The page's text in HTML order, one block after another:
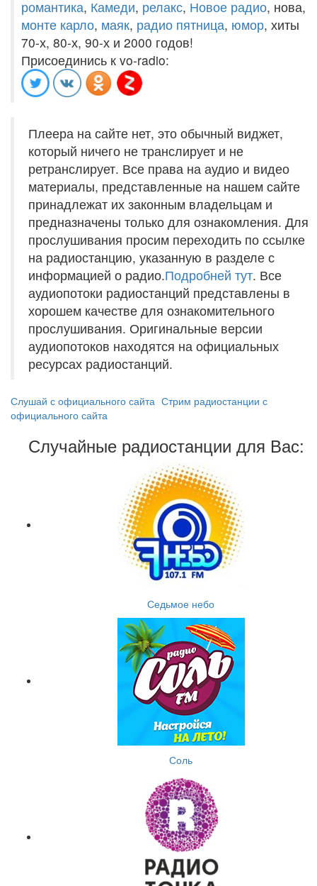
романтика, Камеди, релакс, Новое радио, нова,
монте карло, маяк, радио пятница, юмор, хиты
70-х, 80-х, 90-х и 2000 годов!
Присоединись к vo-radio:
Плеера на сайте нет, это обычный виджет,
который ничего не транслирует и не
ретранслирует. Все права на аудио и видео
материалы, представленные на нашем сайте
принадлежат их законным владельцам и
предназначены только для ознакомления. Для
прослушивания просим переходить по ссылке
на радиостанцию, указанную в разделе с
информацией о радио.Подробней тут. Все
аудиопотоки радиостанций представлены в
хорошем качестве для ознакомительного
прослушивания. Оригинальные версии
аудиопотоков находятся на официальных
ресурсах радиостанций.
Слушай с официального сайта Стрим радиостанции с
официального сайта
Случайные радиостанции для Вас:
Седьмое небо
Соль